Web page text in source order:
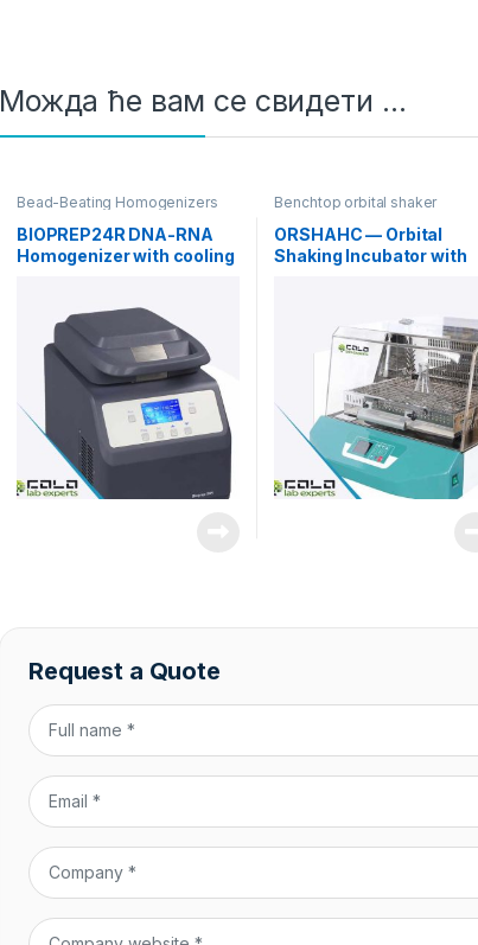
Можда ће вам се свидети …
Bead-Beating Homogenizers
BIOPREP24R DNA-RNA
Homogenizer with cooling
Benchtop orbital shaker
incubators
ORSHAHC — Orbital
Shaking Incubator with
Request a Quote